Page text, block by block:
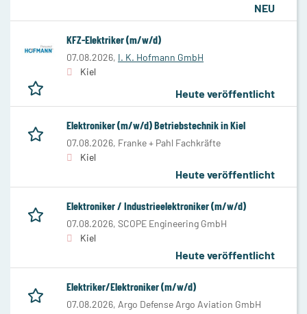
NEU
KFZ-Elektriker (m/w/d)
07.08.2026, I. K. Hofmann GmbH
Kiel
Heute veröffentlicht
Elektroniker (m/w/d) Betriebstechnik in Kiel
07.08.2026, Franke + Pahl Fachkräfte
Kiel
Heute veröffentlicht
Elektroniker / Industrieelektroniker (m/w/d)
07.08.2026, SCOPE Engineering GmbH
Kiel
Heute veröffentlicht
Elektriker/Elektroniker (m/w/d)
07.08.2026, Argo Defense Argo Aviation GmbH